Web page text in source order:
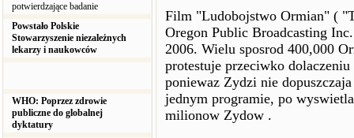
potwierdzające badanie
Powstało Polskie
Stowarzyszenie niezależnych
lekarzy i naukowców
WHO: Poprzez zdrowie
publiczne do globalnej
dyktatury
Film "Ludobojstwo Ormian" (
Oregon Public Broadcasting
2006. Wielu sposrod 400,000
protestuje przeciwko
poniewaz Zydzi nie
jednym programie, po
milionow Zydow .